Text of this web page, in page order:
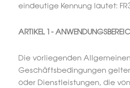
eindeutige Kennung lautet:
ARTIKEL 1 -
Die vorliegenden Allgemeinen
Geschäftsbedingungen
oder Dienstleistungen, die von